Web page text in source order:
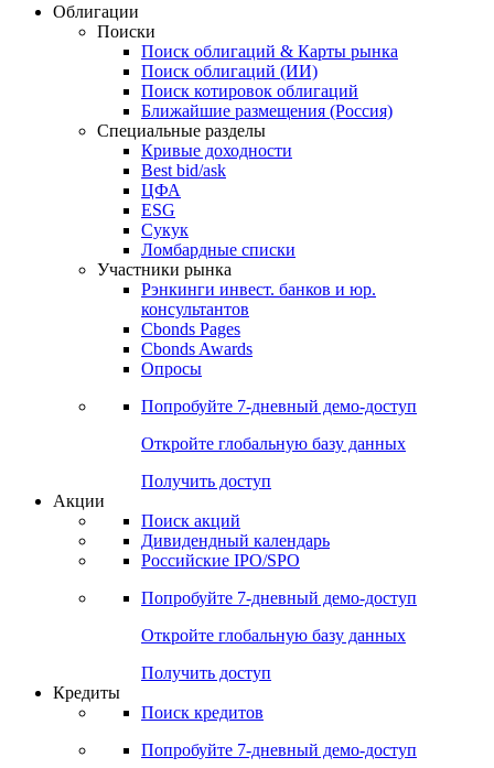
Облигации
Поиски
Поиск облигаций & Карты рынка
Поиск облигаций (ИИ)
Поиск котировок облигаций
Ближайшие размещения (Россия)
Специальные разделы
Кривые доходности
Best bid/ask
ЦФА
ESG
Сукук
Ломбардные списки
Участники рынка
Рэнкинги инвест. банков и юр.
консультантов
Cbonds Pages
Cbonds Awards
Опросы
Попробуйте 7-дневный демо-доступ
Откройте глобальную базу данных
Получить доступ
Акции
Поиск акций
Дивидендный календарь
Российские IPO/SPO
Попробуйте 7-дневный демо-доступ
Откройте глобальную базу данных
Получить доступ
Кредиты
Поиск кредитов
Попробуйте 7-дневный демо-доступ